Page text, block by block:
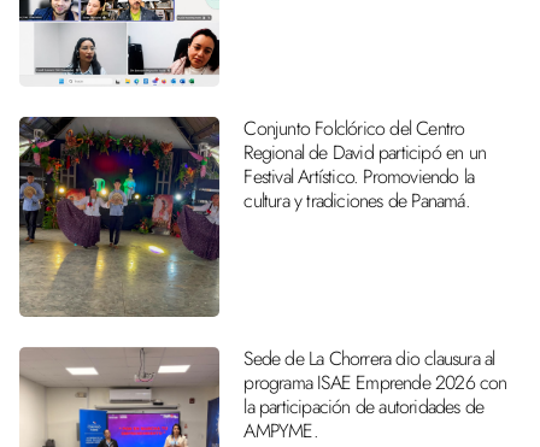
Conjunto Folclórico del Centro
Regional de David participó en un
Festival Artístico. Promoviendo la
cultura y tradiciones de Panamá.
Sede de La Chorrera dio clausura al
programa ISAE Emprende 2026 con
la participación de autoridades de
AMPYME.